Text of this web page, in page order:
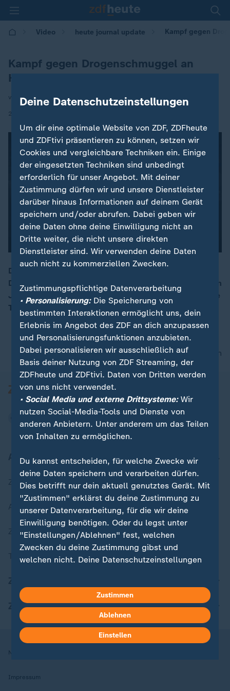
Video heute journal update Kampf gegen
Kampf gegen Drogenschmuggel an
Häfen
von Sven Rieken
25.11.2023 | 00:35
00:14
Der Hamburger Hafen gilt als Einfallstor für
Drogenschmuggel. 30 Tonnen Kokain wurden in diesem
Jahr bereits sichergestellt. ZDF-Recherchen zeigen die
Taktiken der Kriminellen.
nach oben
Aktuell bei ZDFheute
Zuletzt veröffentlicht
Aktuelle Sendungs-Videos
ZDFheute Stories
Themen im Überblick
ZDFheute Apps
Nutzungsbedingungen
Impressum
Deine Datenschutzeinstellungen
Um dir eine optimale Website von ZDF, ZDFheute
und ZDFtivi präsentieren zu können, setzen wir
Cookies und vergleichbare Techniken ein. Einige
der eingesetzten Techniken sind unbedingt
erforderlich für unser Angebot. Mit deiner
Zustimmung dürfen wir und unsere Dienstleister
darüber hinaus Informationen auf deinem Gerät
speichern und/oder abrufen. Dabei geben wir
deine Daten ohne deine Einwilligung nicht an
Dritte weiter, die nicht unsere direkten
Dienstleister sind. Wir verwenden deine Daten
auch nicht zu kommerziellen Zwecken.
Zustimmungspflichtige Datenverarbeitung
• Personalisierung:Die Speicherung von
bestimmten Interaktionen ermöglicht uns, dein
Erlebnis im Angebot des ZDF an dich anzupassen
und Personalisierungsfunktionen anzubieten.
Dabei personalisieren wir ausschließlich auf
Basis deiner Nutzung von ZDF Streaming, der
ZDFheute und ZDFtivi. Daten von Dritten werden
von uns nicht verwendet.
• Social Media und externe Drittsysteme:Wir
nutzen Social-Media-Tools und Dienste von
anderen Anbietern. Unter anderem um das Teilen
von Inhalten zu ermöglichen.
Du kannst entscheiden, für welche Zwecke wir
deine Daten speichern und verarbeiten dürfen.
Dies betrifft nur dein aktuell genutztes Gerät. Mit
"Zustimmen" erklärst du deine Zustimmung zu
unserer Datenverarbeitung, für die wir deine
Einwilligung benötigen. Oder du legst unter
"Einstellungen/Ablehnen" fest, welchen
Zwecken du deine Zustimmung gibst und
welchen nicht. Deine Datenschutzeinstellungen
Hier findest du das Impressum.
Weitere Informationen findest du in unserer
Datenschutzerklärung.
Zustimmen
Ablehnen
Einstellen